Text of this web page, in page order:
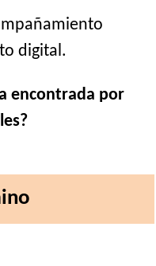
digital.
encontrada por